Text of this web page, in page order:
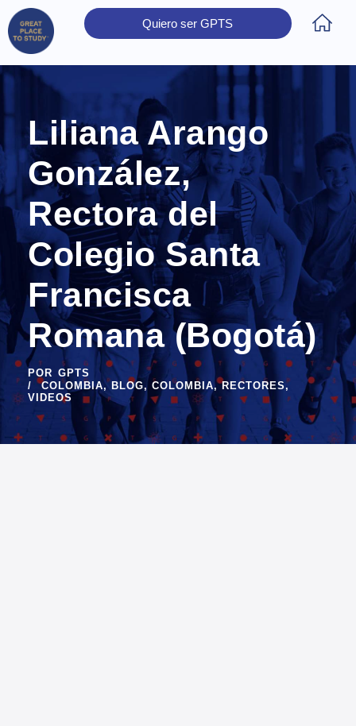
Quiero ser GPTS
Liliana Arango
González,
Rectora del
Colegio Santa
Francisca
Romana (Bogotá)
POR GPTS
COLOMBIA, BLOG, COLOMBIA, RECTORES ,
VIDEOS